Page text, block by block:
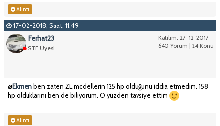
Alıntı
17-02-2018, Saat: 11:49
Katılım: 27-12-2017
640 Yorum | 24 Konu
Ferhat23
STF Üyesi
@Ekmenben zaten ZL modellerin 125 hp olduğunu iddia etmedim. 158
hp olduklarını ben de biliyorum. O yüzden tavsiye ettim
Alıntı